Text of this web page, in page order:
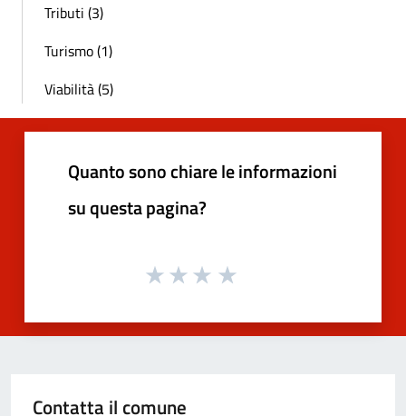
Tributi (3)
Turismo (1)
Viabilità (5)
Quanto sono chiare le informazioni
su questa pagina?
Contatta il comune